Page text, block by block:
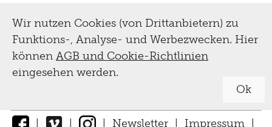
Wir nutzen Cookies (von Drittanbietern) zu
Funktions-, Analyse- und Werbezwecken. Hier
können AGB und Cookie-Richtlinien
eingesehen werden.
Ok
| | | Newsletter | Impressum |